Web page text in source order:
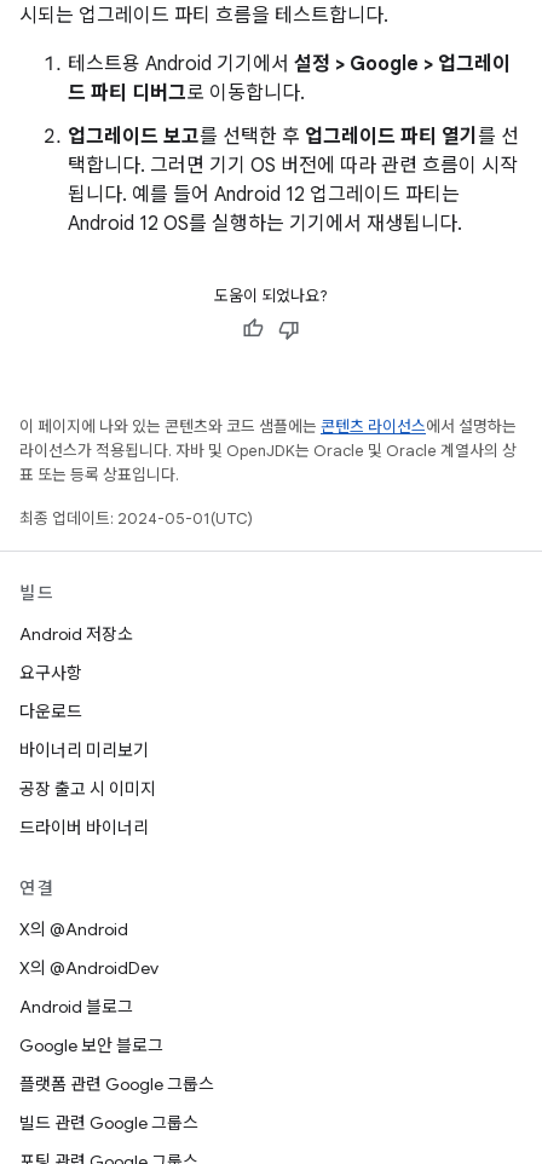
시되는 업그레이드 파티 흐름을 테스트합니다.
테스트용 Android 기기에서 설정 > Google > 업그레이
드 파티 디버그로 이동합니다.
업그레이드 보고를 선택한 후 업그레이드 파티 열기 를 선
택합니다. 그러면 기기 OS 버전에 따라 관련 흐름이 시작
됩니다. 예를 들어 Android 12 업그레이드 파티는
Android 12 OS를 실행하는 기기에서 재생됩니다.
도움이 되었나요?
이 페이지에 나와 있는 콘텐츠와 코드 샘플에는 콘텐츠 라이선스에서 설명하는
라이선스가 적용됩니다. 자바 및 OpenJDK는 Oracle 및 Oracle 계열사의 상
표 또는 등록 상표입니다.
최종 업데이트: 2024-05-01(UTC)
빌드
Android 저장소
요구사항
다운로드
바이너리 미리보기
공장 출고 시 이미지
드라이버 바이너리
연결
X의 @Android
X의 @AndroidDev
Android 블로그
Google 보안 블로그
플랫폼 관련 Google 그룹스
빌드 관련 Google 그룹스